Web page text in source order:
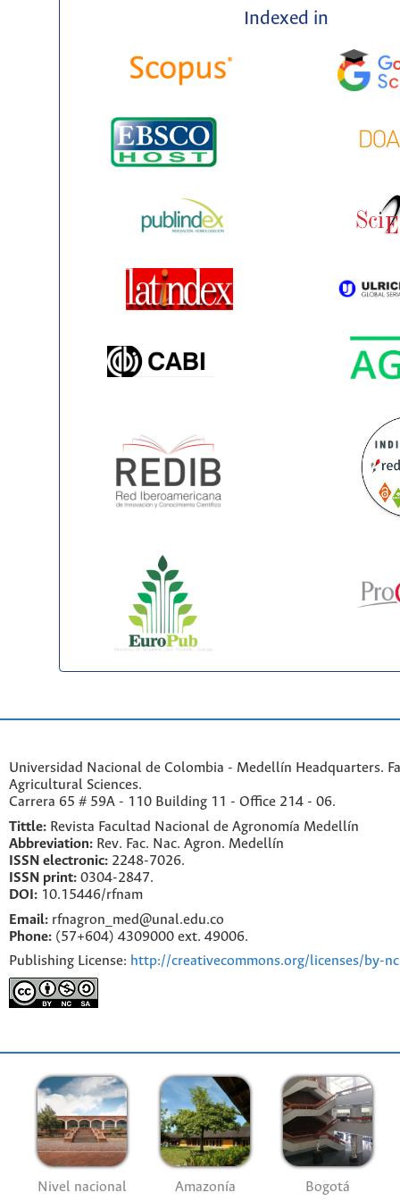
Indexed in
Universidad Nacional de Colombia - Medellín Headquarters.
Agricultural Sciences.
Carrera 65 # 59A - 110 Building 11 - Office 214 - 06.
Tittle: Revista Facultad Nacional de Agronomía Medellín
Abbreviation: Rev. Fac. Nac. Agron. Medellín
ISSN electronic: 2248-7026.
ISSN print: 0304-2847.
DOI: 10.15446/rfnam
Email: rfnagron_med@unal.edu.co
Phone: (57+604) 4309000 ext. 49006.
Publishing License: http://creativecommons.org/licenses/by-
Nivel nacional Amazonía Bogotá